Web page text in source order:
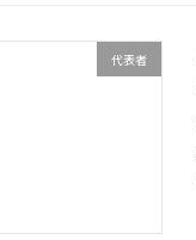
代表者